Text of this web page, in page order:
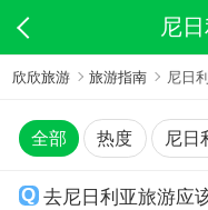
尼
欣欣旅游 旅游指南 尼日
全部 热度 尼日
去尼日利亚旅游应